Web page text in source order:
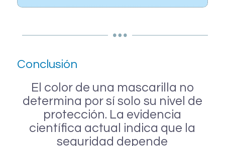
Conclusión
El color de una mascarilla no
determina por sí solo su nivel de
protección. La evidencia
científica actual indica que la
seguridad depende